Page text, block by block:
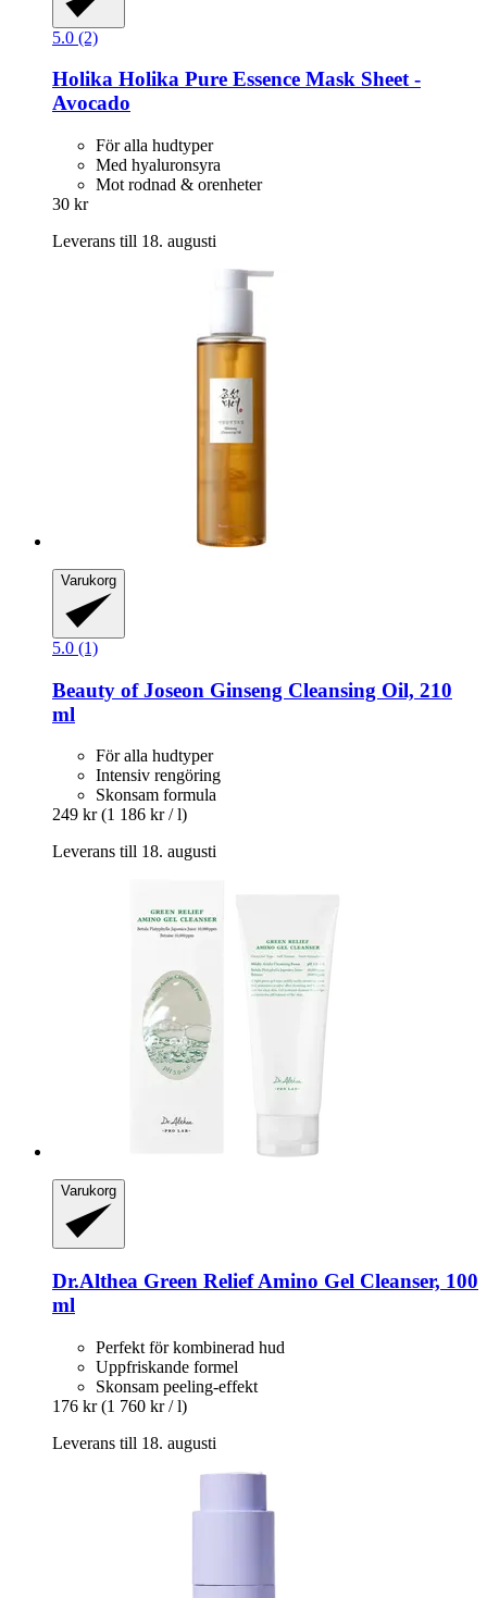
5.0 (2)
Holika Holika Pure Essence Mask Sheet -​
Avocado
För alla hudtyper
Med hyaluronsyra
Mot rodnad & orenheter
30 kr
Leverans till 18. augusti
Varukorg
5.0 (1)
Beauty of Joseon Ginseng Cleansing Oil, 210
ml
För alla hudtyper
Intensiv rengöring
Skonsam formula
249 kr (1 186 kr / l)
Leverans till 18. augusti
Varukorg
Dr.Althea Green Relief Amino Gel Cleanser, 100
ml
Perfekt för kombinerad hud
Uppfriskande formel
Skonsam peeling-effekt
176 kr (1 760 kr / l)
Leverans till 18. augusti